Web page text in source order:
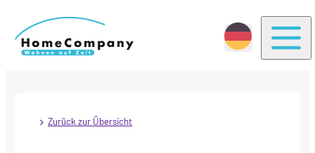
Zurück zur Übersicht